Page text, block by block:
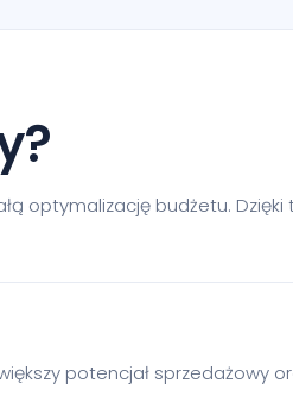
optymalizację budżetu.
potencjał sprzedażowy